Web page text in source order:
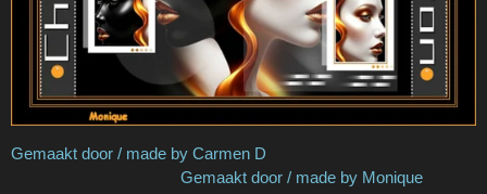
Gemaakt door / made by Carmen D
Gemaakt door / made by Monique